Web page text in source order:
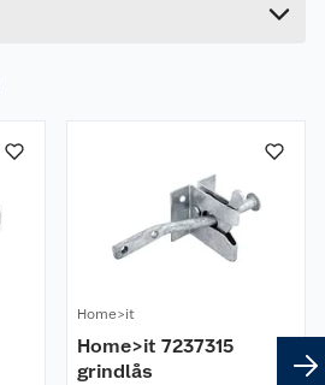
Home>it
Home>it 7237315
grindlås